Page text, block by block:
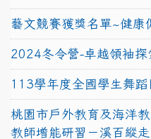
藝文競賽獲獎名單~健
2024冬令營-卓越領袖探
113學年度全國學生舞
桃園市戶外教育及海洋
教師增能研習－溪百縱